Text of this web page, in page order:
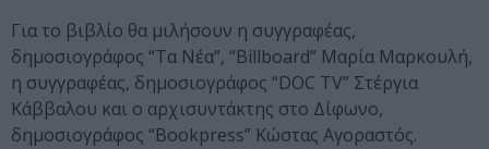
Για το βιβλίο θα μιλήσουν η συγγραφέας,
δημοσιογράφος “Τα Νέα”, “Billboard” Μαρία Μαρκουλή,
η συγγραφέας, δημοσιογράφος “DOC TV” Στέργια
Κάββαλου και ο αρχισυντάκτης στο Δίφωνο,
δημοσιογράφος “Bookpress” Κώστας Αγοραστός.